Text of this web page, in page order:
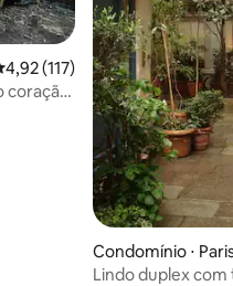
de uma avaliação média de
4,92 (117)
coração
Condomínio ⋅
Lindo duplex com